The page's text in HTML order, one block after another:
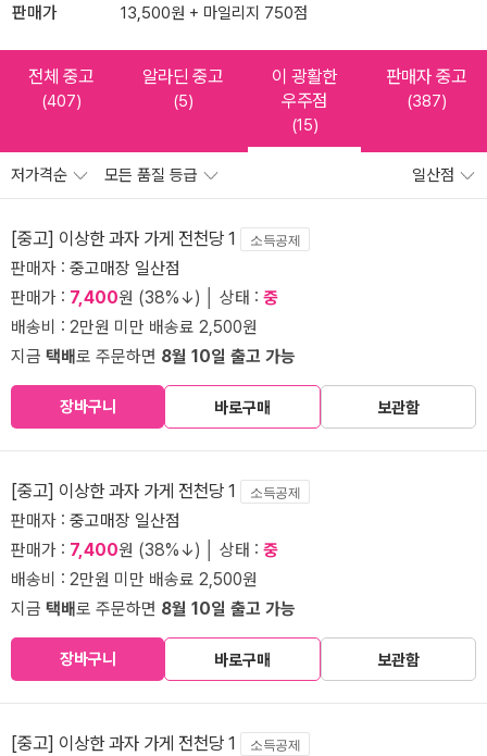
판매가 13,500원 + 마일리지 750점
전체 중고
(407)
알라딘 중고
(5)
이 광활한
우주점
(15)
판매자 중고
(387)
저가격순 모든 품질 등급 일산점
[중고] 이상한 과자 가게 전천당 1 소득공제
판매자 : 중고매장 일산점
판매가 : 7,400원 (38%↓) │ 상태 : 중
배송비 : 2만원 미만 배송료 2,500원
지금 택배로 주문하면 8월 10일 출고 가능
장바구니 바로구매 보관함
[중고] 이상한 과자 가게 전천당 1 소득공제
판매자 : 중고매장 일산점
판매가 : 7,400원 (38%↓) │ 상태 : 중
배송비 : 2만원 미만 배송료 2,500원
지금 택배로 주문하면 8월 10일 출고 가능
장바구니 바로구매 보관함
[중고] 이상한 과자 가게 전천당 1 소득공제